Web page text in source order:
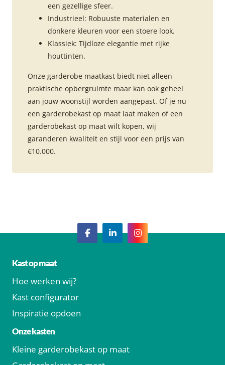
een gezellige sfeer.
Industrieel: Robuuste materialen en
donkere kleuren voor een stoere look.
Klassiek: Tijdloze elegantie met rijke
houttinten.
Onze garderobe maatkast biedt niet alleen
praktische opbergruimte maar kan ook geheel
aan jouw woonstijl worden aangepast. Of je nu
een garderobekast op maat laat maken of een
garderobekast op maat wilt kopen, wij
garanderen kwaliteit en stijl voor een prijs van
€10.000.
Kast op maat
Hoe werken wij?
Kast configurator
Inspiratie opdoen
Onze kasten
Kleine garderobekast op maat